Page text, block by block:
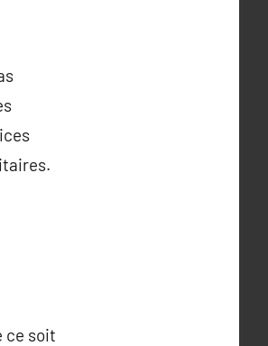
ce soit